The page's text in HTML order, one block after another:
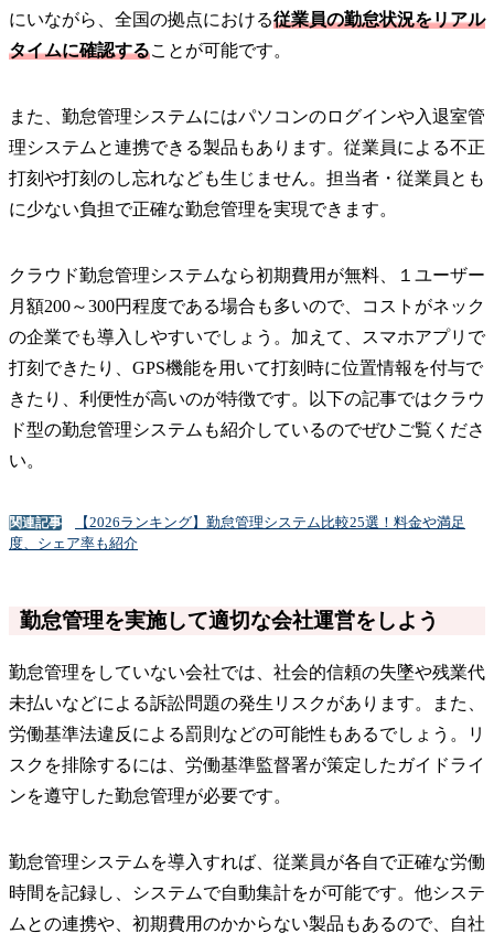
にいながら、全国の拠点における従業員の勤怠状況をリアル
タイムに確認することが可能です。
また、勤怠管理システムにはパソコンのログインや入退室管
理システムと連携できる製品もあります。従業員による不正
打刻や打刻のし忘れなども生じません。担当者・従業員とも
に少ない負担で正確な勤怠管理を実現できます。
クラウド勤怠管理システムなら初期費用が無料、１ユーザー
月額200～300円程度である場合も多いので、コストがネック
の企業でも導入しやすいでしょう。加えて、スマホアプリで
打刻できたり、GPS機能を用いて打刻時に位置情報を付与で
きたり、利便性が高いのが特徴です。以下の記事ではクラウ
ド型の勤怠管理システムも紹介しているのでぜひご覧くださ
い。
関連記事
【2026ランキング】勤怠管理システム比較25選！料金や満足
度、シェア率も紹介
勤怠管理を実施して適切な会社運営をしよう
勤怠管理をしていない会社では、社会的信頼の失墜や残業代
未払いなどによる訴訟問題の発生リスクがあります。また、
労働基準法違反による罰則などの可能性もあるでしょう。リ
スクを排除するには、労働基準監督署が策定したガイドライ
ンを遵守した勤怠管理が必要です。
勤怠管理システムを導入すれば、従業員が各自で正確な労働
時間を記録し、システムで自動集計をが可能です。他システ
ムとの連携や、初期費用のかからない製品もあるので、自社